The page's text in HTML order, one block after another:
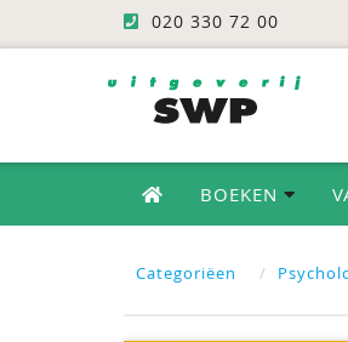
020 330 72 00
BOEKEN
Categoriëen